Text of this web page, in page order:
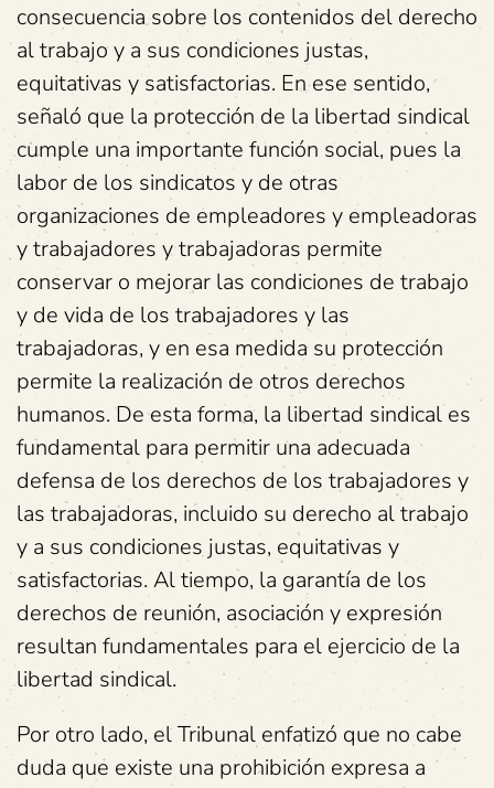
consecuencia sobre los contenidos del derecho
al trabajo y a sus condiciones justas,
equitativas y satisfactorias. En ese sentido,
señaló que la protección de la libertad sindical
cumple una importante función social, pues la
labor de los sindicatos y de otras
organizaciones de empleadores y empleadoras
y trabajadores y trabajadoras permite
conservar o mejorar las condiciones de trabajo
y de vida de los trabajadores y las
trabajadoras, y en esa medida su protección
permite la realización de otros derechos
humanos. De esta forma, la libertad sindical es
fundamental para permitir una adecuada
defensa de los derechos de los trabajadores y
las trabajadoras, incluido su derecho al trabajo
y a sus condiciones justas, equitativas y
satisfactorias. Al tiempo, la garantía de los
derechos de reunión, asociación y expresión
resultan fundamentales para el ejercicio de la
libertad sindical.
Por otro lado, el Tribunal enfatizó que no cabe
duda que existe una prohibición expresa a